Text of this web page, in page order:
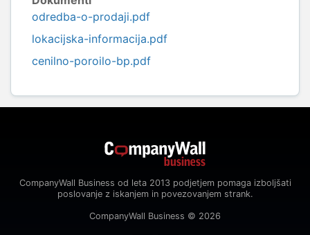
odredba-o-prodaji.pdf
lokacijska-informacija.pdf
cenilno-poroilo-bp.pdf
CompanyWall Business od leta 2013 podjetjem pomaga izboljšati
poslovanje z iskanjem in povezovanjem strank.
CompanyWall Business © 2026